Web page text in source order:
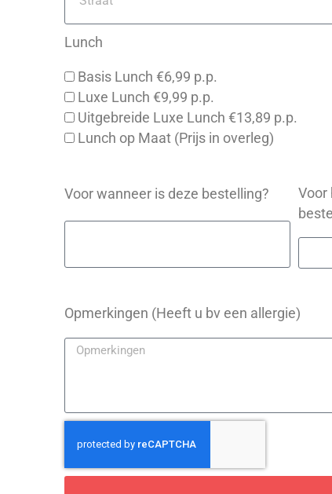
Lunch
Basis Lunch €6,99 p.p.
Luxe Lunch €9,99 p.p.
Uitgebreide Luxe Lunch €13,89 p.p.
Lunch op Maat (Prijs in overleg)
Voor wanneer is deze bestelling?
Voor
Opmerkingen (Heeft u bv een allergie)